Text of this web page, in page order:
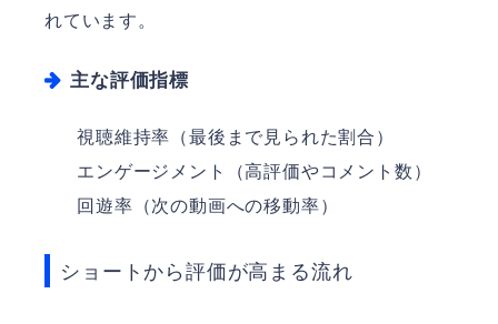
れています。
主な評価指標
視聴維持率（最後まで見られた割合）
エンゲージメント（高評価やコメント数）
回遊率（次の動画への移動率）
ショートから評価が高まる流れ